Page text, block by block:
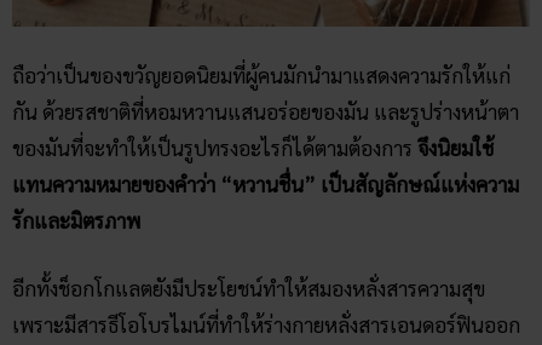
ถือว่าเป็นของขวัญยอดนิยมที่ผู้คนมักนำมาแสดงความรักให้แก่
กัน ด้วยรสชาติที่หอมหวานแสนอร่อยของมัน และรูปร่างหน้าตา
ของมันที่จะทําให้เป็นรูปทรงอะไรก็ได้ตามต้องการ จึงนิยมใช้
แทนความหมายของคำว่า “หวานชื่น” เป็นสัญลักษณ์แห่งความ
รักและมิตรภาพ
อีกทั้งช็อกโกแลตยังมีประโยชน์ทําให้สมองหลั่งสารความสุข
เพราะมีสารธีโอโบรไมน์ที่ทําให้ร่างกายหลั่งสารเอนดอร์ฟินออก